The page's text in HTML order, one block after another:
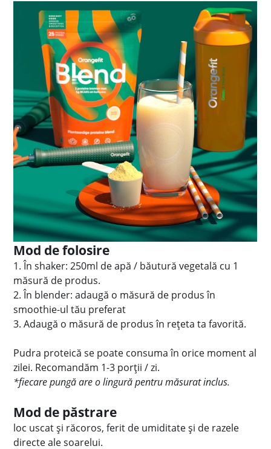
Mod de folosire
1. În shaker: 250ml de apă / băutură vegetală cu 1
măsură de produs.
2. În blender: adaugă o măsură de produs în
smoothie-ul tău preferat
3. Adaugă o măsură de produs în rețeta ta favorită.
Pudra proteică se poate consuma în orice moment al
zilei. Recomandăm 1-3 porții / zi.
*fiecare pungă are o lingură pentru măsurat inclus.
Mod de păstrare
loc uscat și răcoros, ferit de umiditate și de razele
directe ale soarelui.